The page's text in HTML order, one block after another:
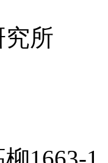
所